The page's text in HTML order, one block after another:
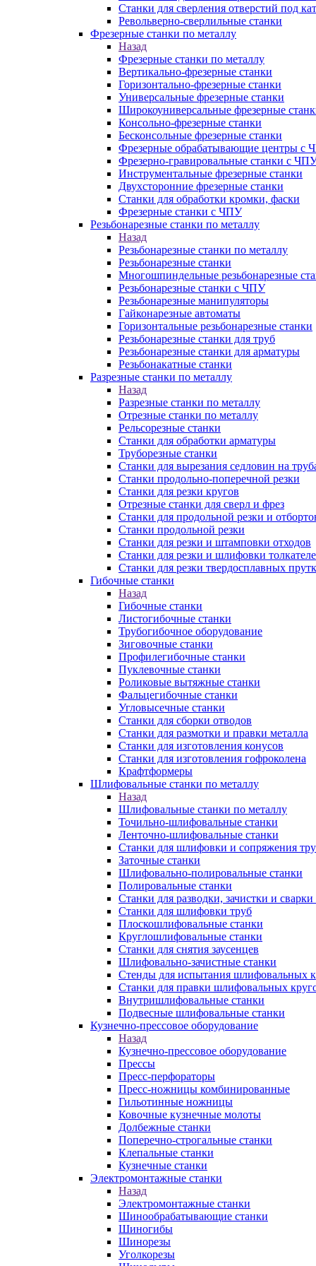
Станки для сверления отверстий под
Револьверно-сверлильные станки
Фрезерные станки по металлу
Назад
Фрезерные станки по металлу
Вертикально-фрезерные станки
Горизонтально-фрезерные станки
Универсальные фрезерные станки
Широкоуниверсальные фрезерные
Консольно-фрезерные станки
Бесконсольные фрезерные станки
Фрезерные обрабатывающие центры с
Фрезерно-гравировальные станки с
Инструментальные фрезерные станки
Двухсторонние фрезерные станки
Станки для обработки кромки, фаски
Фрезерные станки с ЧПУ
Резьбонарезные станки по металлу
Назад
Резьбонарезные станки по металлу
Резьбонарезные станки
Многошпиндельные резьбонарезные
Резьбонарезные станки с ЧПУ
Резьбонарезные манипуляторы
Гайконарезные автоматы
Горизонтальные резьбонарезные станки
Резьбонарезные станки для труб
Резьбонарезные станки для арматуры
Резьбонакатные станки
Разрезные станки по металлу
Назад
Разрезные станки по металлу
Отрезные станки по металлу
Рельсорезные станки
Станки для обработки арматуры
Труборезные станки
Станки для вырезания седловин на
Станки продольно-поперечной резки
Станки для резки кругов
Отрезные станки для сверл и фрез
Станки для продольной резки и
Станки продольной резки
Станки для резки и штамповки отходов
Станки для резки и шлифовки
Станки для резки твердосплавных
Гибочные станки
Назад
Гибочные станки
Листогибочные станки
Трубогибочное оборудование
Зиговочные станки
Профилегибочные станки
Пуклевочные станки
Роликовые вытяжные станки
Фальцегибочные станки
Угловысечные станки
Станки для сборки отводов
Станки для размотки и правки металла
Станки для изготовления конусов
Станки для изготовления гофроколена
Крафтформеры
Шлифовальные станки по металлу
Назад
Шлифовальные станки по металлу
Точильно-шлифовальные станки
Ленточно-шлифовальные станки
Станки для шлифовки и сопряжения
Заточные станки
Шлифовально-полировальные станки
Полировальные станки
Станки для разводки, зачистки и сварки
Станки для шлифовки труб
Плоскошлифовальные станки
Круглошлифовальные станки
Станки для снятия заусенцев
Шлифовально-зачистные станки
Стенды для испытания шлифовальных
Станки для правки шлифовальных
Внутришлифовальные станки
Подвесные шлифовальные станки
Кузнечно-прессовое оборудование
Назад
Кузнечно-прессовое оборудование
Прессы
Пресс-перфораторы
Пресс-ножницы комбинированные
Гильотинные ножницы
Ковочные кузнечные молоты
Долбежные станки
Поперечно-строгальные станки
Клепальные станки
Кузнечные станки
Электромонтажные станки
Назад
Электромонтажные станки
Шинообрабатывающие станки
Шиногибы
Шинорезы
Уголкорезы